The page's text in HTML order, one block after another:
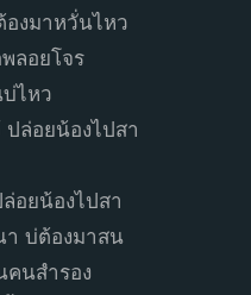
องมาหวั่นไหว
ลอยโจร
ไหว
ปล่อยน้องไปสา
อยน้องไปสา
บ่ต้องมาสน
คนสำรอง